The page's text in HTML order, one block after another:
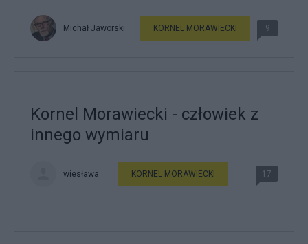
Michał Jaworski KORNEL MORAWIECKI 9
Kornel Morawiecki - człowiek z
innego wymiaru
wiesława KORNEL MORAWIECKI 17